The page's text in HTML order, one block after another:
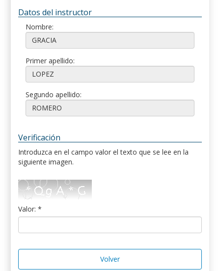
Datos del instructor
Nombre:
Primer apellido:
Segundo apellido:
Verificación
Introduzca en el campo valor el texto que se lee en la
siguiente imagen.
Valor: *
Volver